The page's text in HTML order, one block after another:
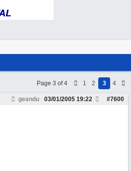
Page 3 of 4 1 2 3 4
geandu #7600
03/01/2005 19:22